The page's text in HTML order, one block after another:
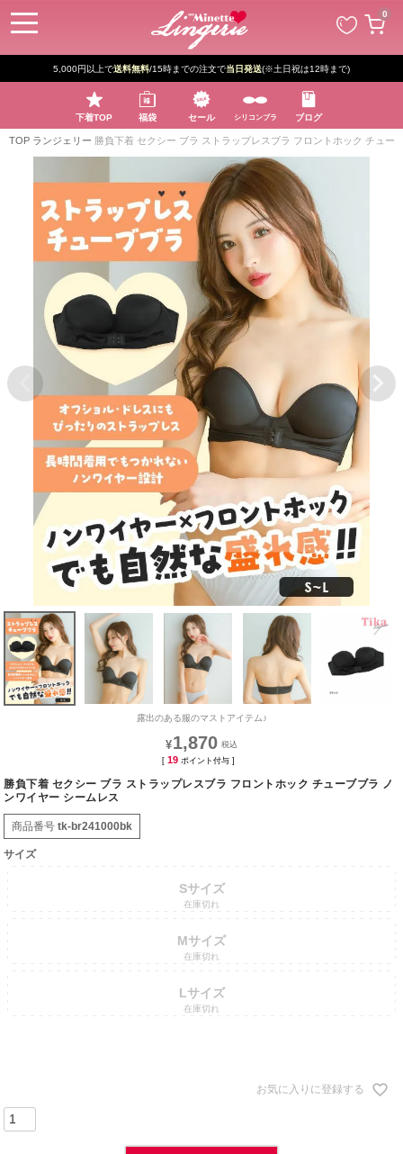
0
5,000円以上で送料無料/15時までの注文で当日発送(※土日祝は12時まで)
下着TOP 福袋 セール シリコンブラ ブログ
TOP ランジェリー 勝負下着 セクシー ブラ ストラップレスブラ フロントホック チュー
露出のある服のマストアイテム♪
¥1,870
[ 19 ポイント付与 ]
勝負下着 セクシー ブラ ストラップレスブラ フロントホック チューブブラ ノ
ンワイヤー シームレス
商品番号 tk-br241000bk
サイズ
Sサイズ
在庫切れ
Mサイズ
在庫切れ
Lサイズ
在庫切れ
お気に入りに登録する
ペー
ジト